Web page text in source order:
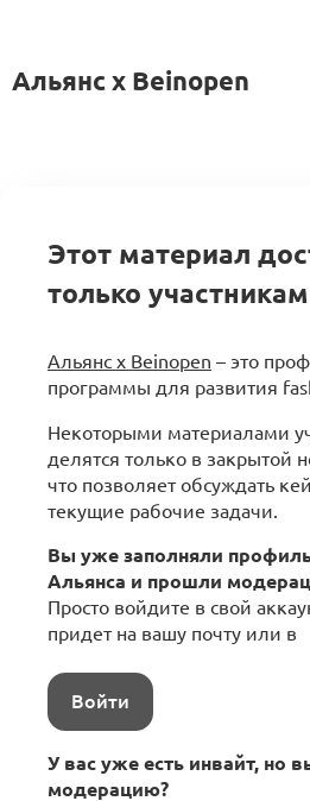
Альянс x Beinopen
Этот материал
только
Альянс x Beinopen – это
программы для развития
Некоторыми материалами
делятся только в закрытой
что позволяет обсуждать
текущие рабочие задачи.
Вы уже заполняли
Альянса и прошли
Просто войдите в свой
придет на вашу почту или в
Войти
У вас уже есть инвайт, но
модерацию?